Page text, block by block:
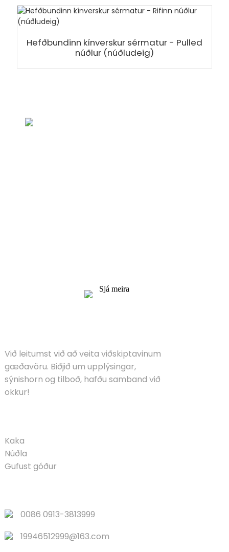
Hefðbundinn kínverskur sérmatur - Pulled
núðlur (núðludeig)
Sjá meira
Við leitumst við að veita viðskiptavinum
gæðavöru. Biðjið um upplýsingar,
sýnishorn og tilboð, hafðu samband við
okkur!
Kaka
Núðla
Gufust góður
0086 0913-3813999
19946512999@163.com